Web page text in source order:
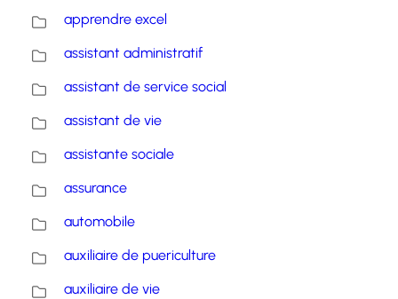
apprendre excel
assistant administratif
assistant de service social
assistant de vie
assistante sociale
assurance
automobile
auxiliaire de puericulture
auxiliaire de vie